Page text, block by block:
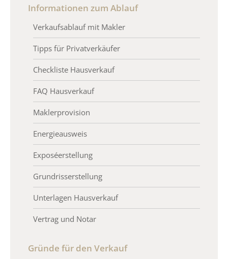
Informationen zum Ablauf
Verkaufsablauf mit Makler
Tipps für Privatverkäufer
Checkliste Hausverkauf
FAQ Hausverkauf
Maklerprovision
Energieausweis
Exposéerstellung
Grundrisserstellung
Unterlagen Hausverkauf
Vertrag und Notar
Gründe für den Verkauf